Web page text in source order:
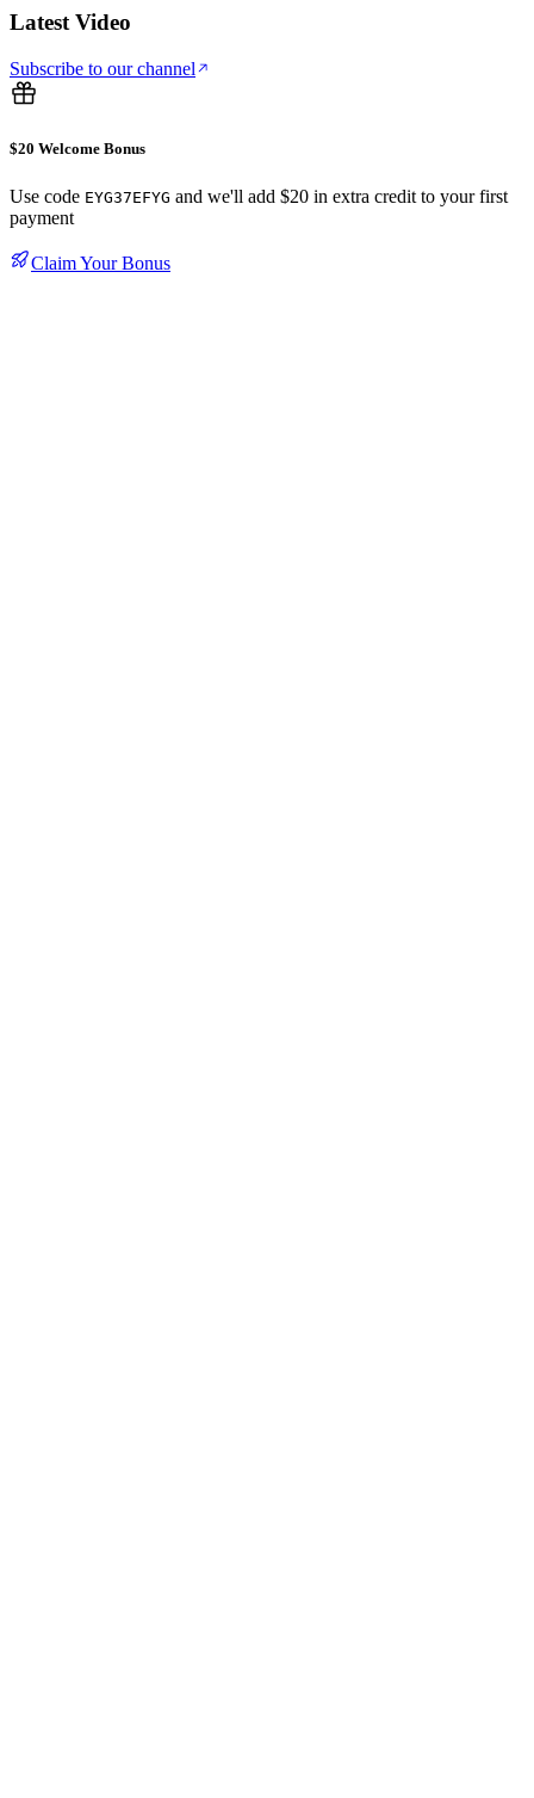
Latest Video
Subscribe to our channel
$20 Welcome Bonus
Use code EYG37EFYG and we'll add $20 in extra credit to your first
payment
Claim Your Bonus